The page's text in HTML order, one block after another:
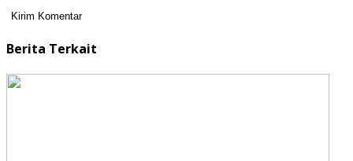
Berita Terkait